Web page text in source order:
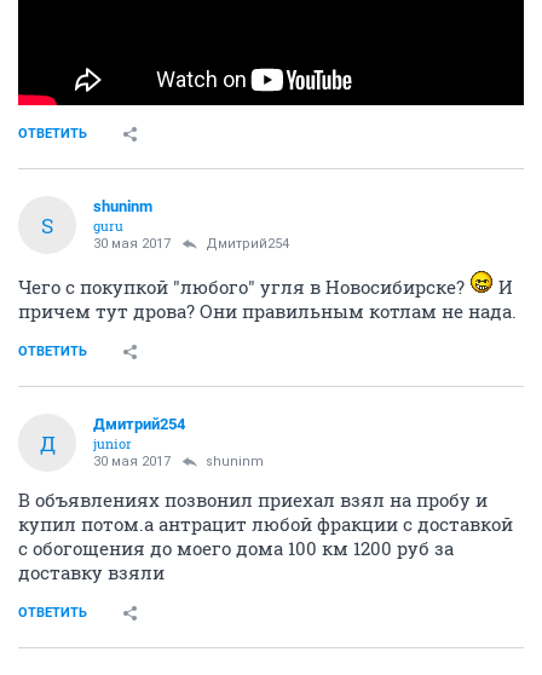
ОТВЕТИТЬ
S
shuninm
guru
30 мая 2017 Дмитрий254
Чего с покупкой "любого" угля в Новосибирске?
И
причем тут дрова? Они правильным котлам не нада.
ОТВЕТИТЬ
Д
Дмитрий254
junior
30 мая 2017 shuninm
В объявлениях позвонил приехал взял на пробу и
купил потом.а антрацит любой фракции с доставкой
с обогощения до моего дома 100 км 1200 руб за
доставку взяли
ОТВЕТИТЬ